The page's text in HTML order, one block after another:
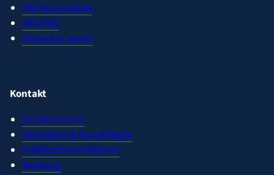
Alle Fachmodule
Info/FAQ
Kostenlos testen
Kontakt
Kundenservice
Newsletter & Social Media
Publikationsrichtlinien
Werbung